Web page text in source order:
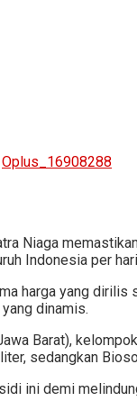
Oplus_16908288
Niaga
Indonesia per
harga yang
dinamis.
Barat),
sedangkan
ini demi